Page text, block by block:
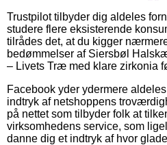
Trustpilot tilbyder dig aldeles
studere flere eksisterende
tilrådes det, at du kigger
bedømmelser af Siersbøl
– Livets Træ med klare zirkonia
Facebook yder ydermere
indtryk af netshoppens
på nettet som tilbyder folk at
virksomhedens service, som
danne dig et indtryk af hvor